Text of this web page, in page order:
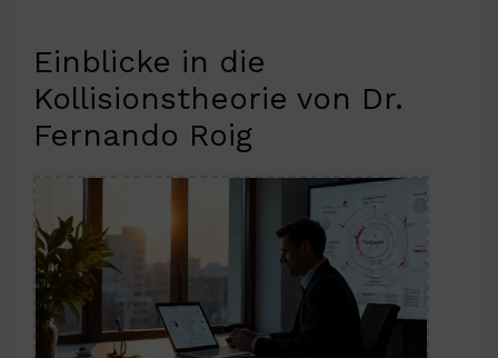
Einblicke in die
Kollisionstheorie von Dr.
Fernando Roig